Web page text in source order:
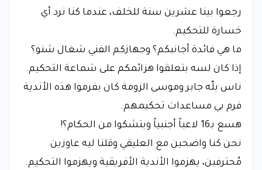
رجعوا بينا عشرين سنة للخلف، عندما كنا نرد أي
خسارة للتحكيم.
ما هي فائدة أجانبكم؟ وجهازكم الفني شغال شنو؟
إذا كان لسه بتعلقوا هزائمكم على شماعة التحكيم.
ناس بلّه جابر وموسى الزومة كان بفرموا هذه الأندية
فرم بي مساعدات تحكيمهم.
هسع بـ16 لاعباً أجنبياً وبتشكوا من الحكام؟!
نحن كنا واضحين مع العليقي وقلنا ليه عاوزين
مُحترفين، يهزموا الأندية الأفريقية ويهزموا التحكيم.